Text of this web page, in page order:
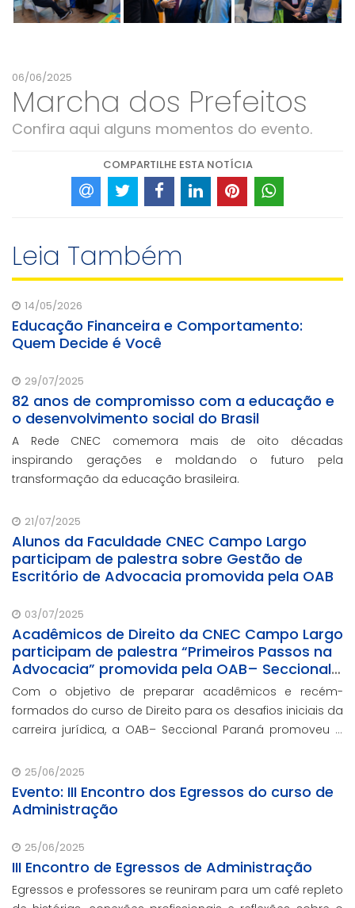
06/06/2025
Marcha dos Prefeitos
Confira aqui alguns momentos do evento.
COMPARTILHE ESTA NOTÍCIA
Leia Também
14/05/2026
Educação Financeira e Comportamento:
Quem Decide é Você
29/07/2025
82 anos de compromisso com a educação e
o desenvolvimento social do Brasil
A Rede CNEC comemora mais de oito décadas
inspirando gerações e moldando o futuro pela
transformação da educação brasileira.
21/07/2025
Alunos da Faculdade CNEC Campo Largo
participam de palestra sobre Gestão de
Escritório de Advocacia promovida pela OAB
03/07/2025
Acadêmicos de Direito da CNEC Campo Largo
participam de palestra “Primeiros Passos na
Advocacia” promovida pela OAB– Seccional
Paraná
Com o objetivo de preparar acadêmicos e recém-
formados do curso de Direito para os desafios iniciais da
carreira jurídica, a OAB– Seccional Paraná promoveu a
25/06/2025
Evento: III Encontro dos Egressos do curso de
Administração
25/06/2025
III Encontro de Egressos de Administração
Egressos e professores se reuniram para um café repleto